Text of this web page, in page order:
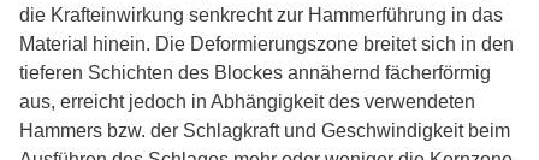
die Krafteinwirkung senkrecht zur Hammerführung in das
Material hinein. Die Deformierungszone breitet sich in den
tieferen Schichten des Blockes annähernd fächerförmig
aus, erreicht jedoch in Abhängigkeit des verwendeten
Hammers bzw. der Schlagkraft und Geschwindigkeit beim